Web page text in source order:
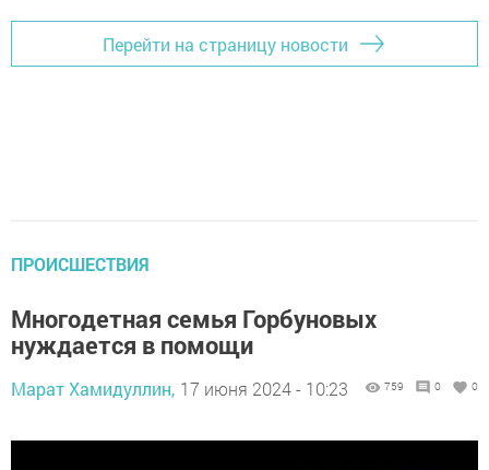
Перейти на страницу новости
ПРОИСШЕСТВИЯ
Многодетная семья Горбуновых
нуждается в помощи
Марат Хамидуллин, 17 июня 2024 - 10:23 759 0 0